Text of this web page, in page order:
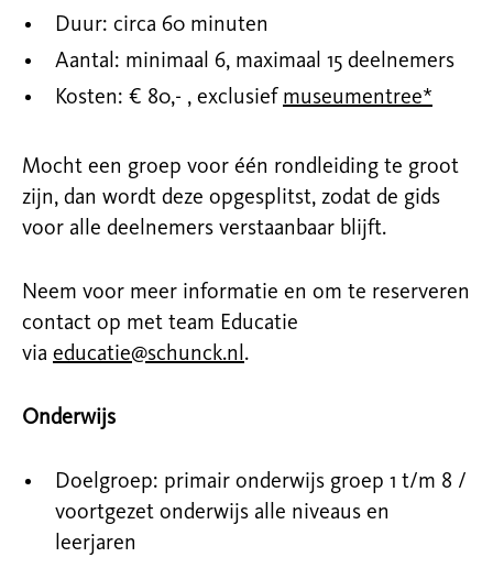
Duur: circa 60 minuten
Aantal: minimaal 6, maximaal 15 deelnemers
Kosten: € 80,- , exclusief museumentree*
Mocht een groep voor één rondleiding te groot
zijn, dan wordt deze opgesplitst, zodat de gids
voor alle deelnemers verstaanbaar blijft.
Neem voor meer informatie en om te reserveren
contact op met team Educatie
via educatie@schunck.nl.
Onderwijs
Doelgroep: primair onderwijs groep 1 t/m 8 /
voortgezet onderwijs alle niveaus en
leerjaren